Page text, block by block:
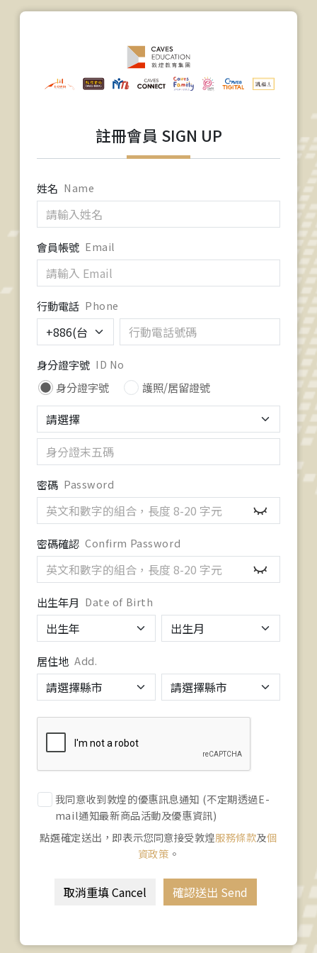
註冊會員 SIGN UP
姓名 Name
會員帳號 Email
行動電話 Phone
身分證字號 ID No
身分證字號 護照/居留證號
密碼 Password
密碼確認 Confirm Password
出生年月 Date of Birth
居住地 Add.
我同意收到敦煌的優惠訊息通知 (不定期透過E-
mail通知最新商品活動及優惠資訊)
點選確定送出，即表示您同意接受敦煌服務條款及個
資政策 。
取消重填 Cancel 確認送出 Send